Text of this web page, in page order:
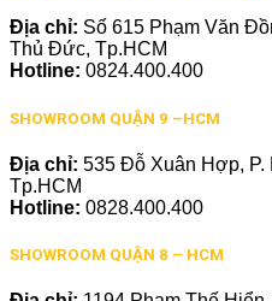
Địa chỉ: Số 615 Phạm Văn
Thủ Đức, Tp.HCM
Hotline: 0824.400.400
SHOWROOM QUẬN 9 –HCM
Địa chỉ: 535 Đỗ Xuân Hợp, P.
Tp.HCM
Hotline: 0828.400.400
SHOWROOM QUẬN 8 – HCM